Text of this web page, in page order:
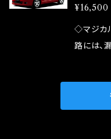
品化を果
果・接触
発揮しま
ドリング
など、こ
モータ
ます。 1.溶接回路であるため、配線と比較し抵抗
が大きい
中に漏電
ズが、
ヒューズ
¥16,500
◇マジカ
路には、
路とし
しかし、